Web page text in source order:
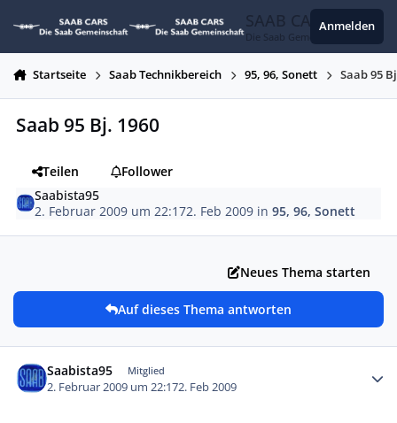
SAAB CARS
Die Saab Gemeinschaft
Anmelden
Startseite Saab Technikbereich 95, 96, Sonett Saab 95
Saab 95 Bj. 1960
Teilen
Follower
Saabista95
2. Februar 2009 um 22:172. Feb 2009 in95, 96, Sonett
Neues Thema starten
Auf dieses Thema antworten
Saabista95 Mitglied
2. Februar 2009 um 22:172. Feb 2009